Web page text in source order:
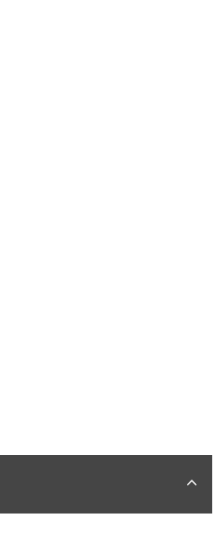
